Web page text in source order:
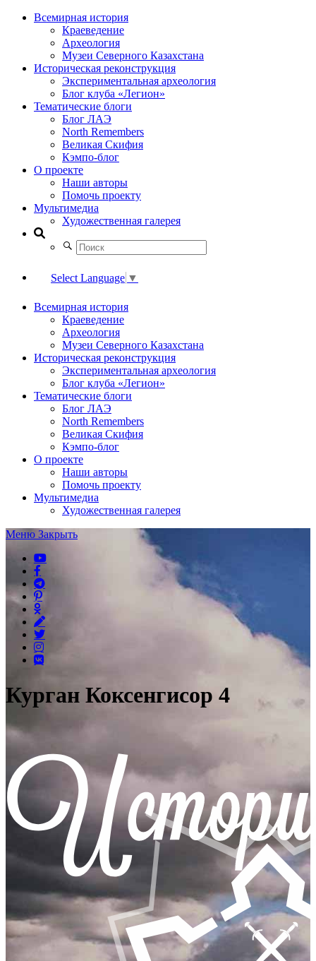
Всемирная история
Краеведение
Археология
Музеи Северного Казахстана
Историческая реконструкция
Экспериментальная археология
Блог клуба «Легион»
Тематические блоги
Блог ЛАЭ
North Remembers
Великая Скифия
Кэмпо-блог
О проекте
Наши авторы
Помочь проекту
Мультимедиа
Художественная галерея
Select Language ▼
Всемирная история
Краеведение
Археология
Музеи Северного Казахстана
Историческая реконструкция
Экспериментальная археология
Блог клуба «Легион»
Тематические блоги
Блог ЛАЭ
North Remembers
Великая Скифия
Кэмпо-блог
О проекте
Наши авторы
Помочь проекту
Мультимедиа
Художественная галерея
Меню Закрыть
Курган Коксенгисор 4